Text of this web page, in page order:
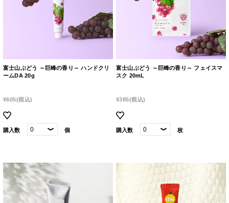
富士山ぶどう ～巨峰の香り～ ハンドクリ
ームDA 20g
¥605(税込)
購入数 個
富士山ぶどう ～巨峰の香り～ フェイスマ
スク 20mL
¥385(税込)
購入数 枚